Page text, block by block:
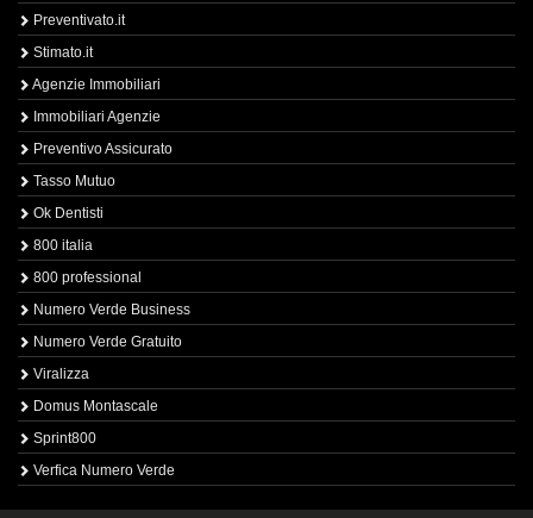
Preventivato.it
Stimato.it
Agenzie Immobiliari
Immobiliari Agenzie
Preventivo Assicurato
Tasso Mutuo
Ok Dentisti
800 italia
800 professional
Numero Verde Business
Numero Verde Gratuito
Viralizza
Domus Montascale
Sprint800
Verfica Numero Verde